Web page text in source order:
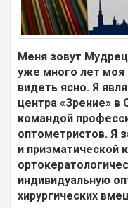
Меня зовут
уже много лет
видеть ясно. Я
центра «Зрение» в
командой
оптометристов. Я
и призматической
индивидуальную
хирургических